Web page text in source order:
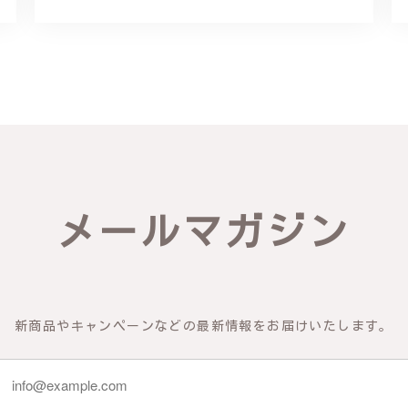
いただき、誠にありがとうございました。お客様にご満足いただけた
きるよう努めてまいりますので、どうぞ末永くご愛用ください。また
の梅の花が咲いているかのような繊細さ K145
着した商品を確認したところ、写真で得られるイメージを上回った
メールマガジン
新商品やキャンペーンなどの最新情報をお届けいたします。